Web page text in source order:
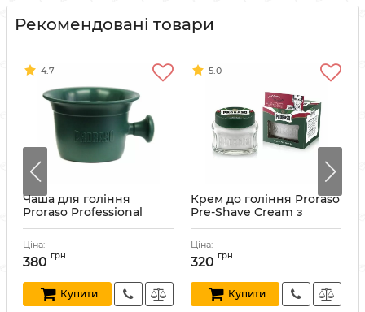
Рекомендовані товари
4.7
Чаша для гоління
Proraso Professional
Shaving Mug
Артикул:
Ціна:
380 грн
Купити
5.0
Крем до гоління Proraso
Pre-Shave Cream з
екстрактом евкаліпту та
ментолу 100 мл
Артикул:
Ціна:
320 грн
Купити